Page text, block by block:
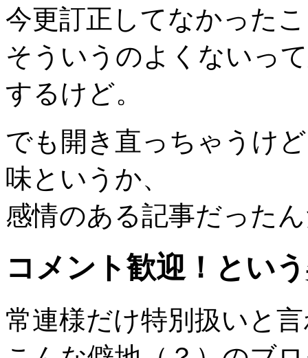
今更訂正してなかった
そういうのよくないっ
するけど。
でも開き直っちゃうけ
味というか、
感情のある記事だった
コメント歓迎！とい
常連様だけ特別扱いと